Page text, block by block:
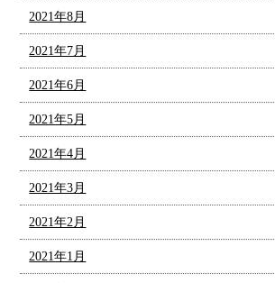
2021年8月
2021年7月
2021年6月
2021年5月
2021年4月
2021年3月
2021年2月
2021年1月